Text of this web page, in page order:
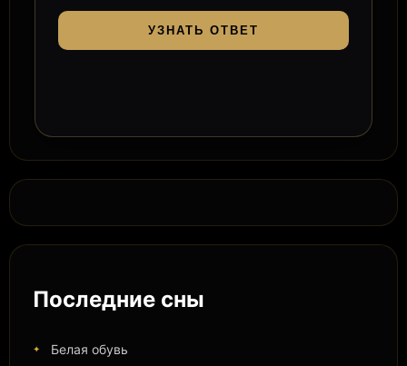
УЗНАТЬ ОТВЕТ
Последние сны
Белая обувь